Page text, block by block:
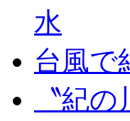
水
台風で
〝紀